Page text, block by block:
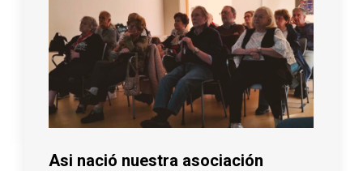
Asi nació nuestra asociación